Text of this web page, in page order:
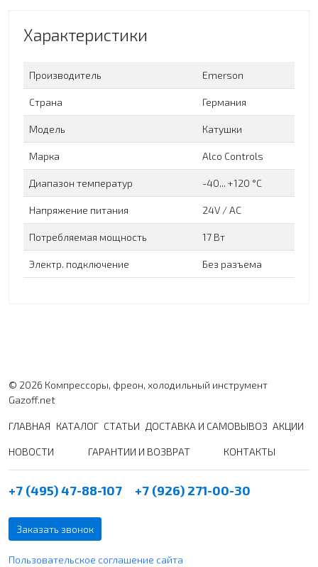
Характеристики
Производитель Emerson
Страна Германия
Модель Катушки
Марка Alco Controls
Диапазон температур -40... +120 °C
Напряжение питания 24V / AC
Потребляемая мощность 17 Вт
Электр. подключение Без разъема
© 2026 Компрессоры, фреон, холодильный инструмент
Gazoff.net
ГЛАВНАЯ КАТАЛОГ СТАТЬИ ДОСТАВКА И САМОВЫВОЗ АКЦИИ
НОВОСТИ ГАРАНТИИ И ВОЗВРАТ КОНТАКТЫ
+7 (495) 47-88-107 +7 (926) 271-00-30
Заказать звонок
Пользовательское соглашение сайта